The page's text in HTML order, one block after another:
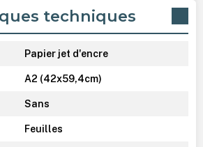
techniques
Papier jet d'encre
A2 (42x59,4cm)
Sans
Feuilles